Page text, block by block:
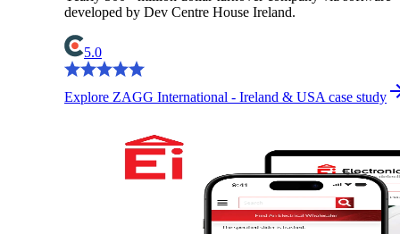
developed by Dev Centre House Ireland.
5.0
Explore ZAGG International - Ireland & USA case study